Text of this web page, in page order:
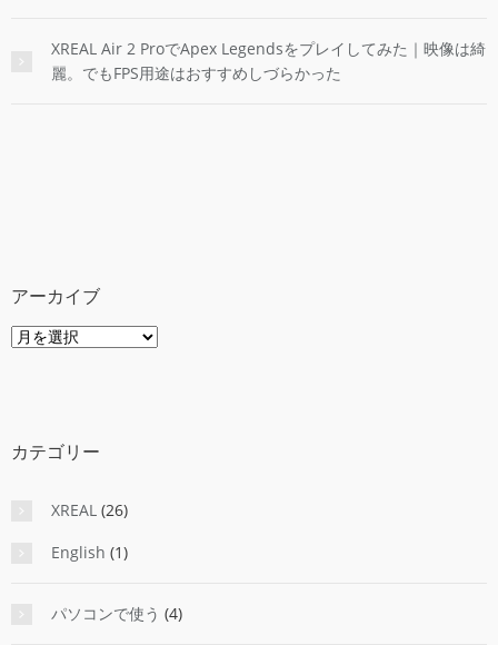
XREAL Air 2 ProでApex Legendsをプレイしてみた｜映像は綺
麗。でもFPS用途はおすすめしづらかった
アーカイブ
ア
カテゴリー
XREAL (26)
English (1)
パソコンで使う (4)